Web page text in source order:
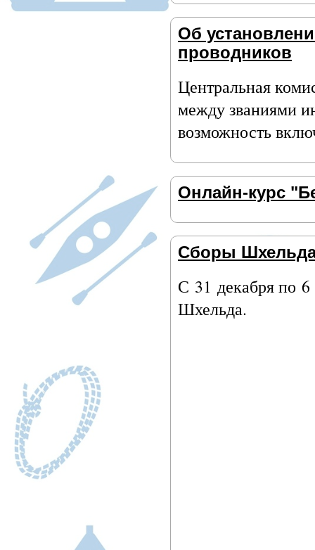
Об
проводников
Центральная
между званиями
возможность
Онлайн-курс
Сборы
С 31 декабря по 6
Шхельда.